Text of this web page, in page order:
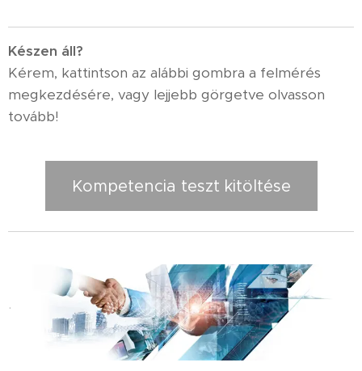
Készen áll?
Kérem, kattintson az alábbi gombra a felmérés
megkezdésére, vagy lejjebb görgetve olvasson
tovább!
Kompetencia teszt kitöltése
.